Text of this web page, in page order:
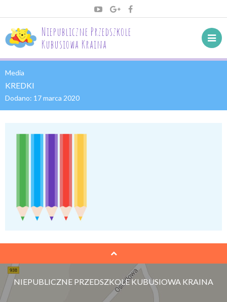
Niepubliczne Przedszkole
Kubusiowa Kraina
Media
KREDKI
Dodano: 17 marca 2020
NIEPUBLICZNE PRZEDSZKOLE KUBUSIOWA KRAINA